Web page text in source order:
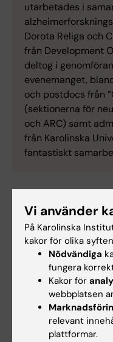
utarbetades i
Dorota Religa och
från Development
deltog i
evenemanget,
och postdocs från
(sektionerna för
och ARC) samt
från Karolinska
fantastiskt
Vi använder
På Karolinska
kakor för olika
Nödvändiga
fungera
Kakor för
webbplatsen
relevant
plattformar.